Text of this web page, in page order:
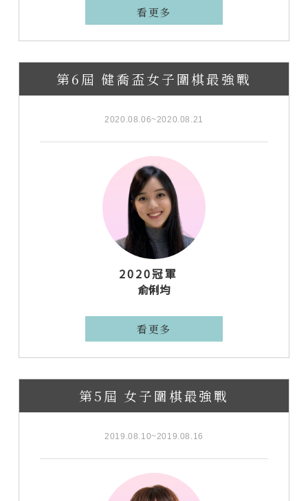
看更多
第6屆 健喬盃女子圍棋最強戰
2020.08.06~2020.08.21
2020冠軍
俞俐均
看更多
第5屆 女子圍棋最強戰
2019.08.10~2019.08.16